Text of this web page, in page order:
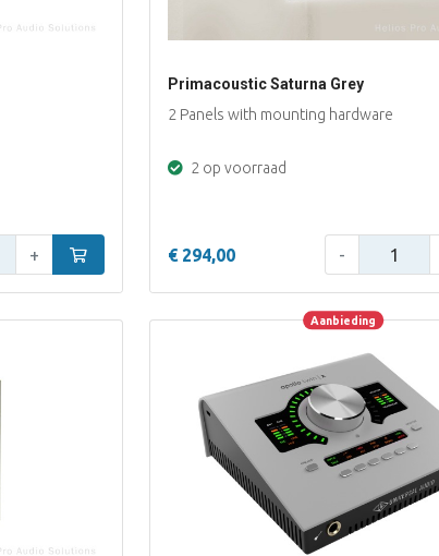
+ In winkelwagen
Primacoustic Saturna Grey
2 Panels with mounting hardware
2 op voorraad
€ 294,00 -
Aanbieding Aanbieding